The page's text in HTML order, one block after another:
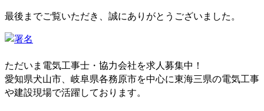
最後までご覧いただき、誠にありがとうございました。
ただいま電気工事士・協力会社を求人募集中！
愛知県犬山市、岐阜県各務原市を中心に東海三県の電気工事
や建設現場で活躍しております。